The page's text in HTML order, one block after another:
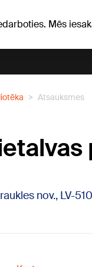
Mēs
Atsauksmes
nov., LV-